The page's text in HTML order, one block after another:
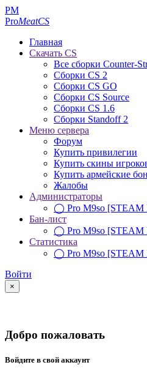
PM
ProMeatCS
Главная
Скачать CS
Все сборки Counter-
Сборки CS 2
Сборки CS GO
Сборки CS Source
Сборки CS 1.6
Сборки Standoff 2
Меню сервера
Форум
Купить привилегии
Купить скины
Купить армейские
Жалобы
Администраторы
◯ Pro M9so [STEAM
Бан-лист
◯ Pro M9so [STEAM
Статистика
◯ Pro M9so [STEAM
Войти
×
Добро пожаловать
Войдите в свой аккаунт